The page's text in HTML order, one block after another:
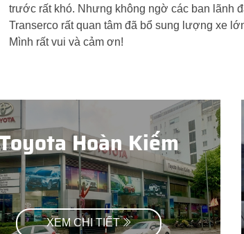
muốn làm hài lòng khách hàng cũng như đảm
những chuyến xe.
Hoàn Kiếm
XEM CHI TIẾT